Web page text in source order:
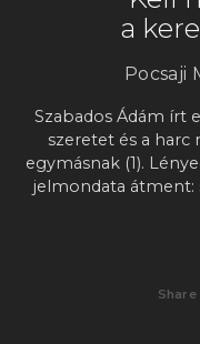
a
Pocsaji
Szabados Ádám írt
szeretet és a
egymásnak (1).
jelmondata átment:
Share